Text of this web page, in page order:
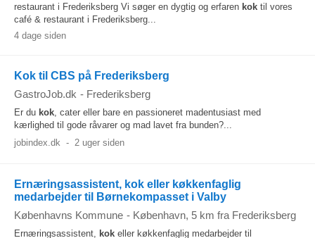
restaurant i Frederiksberg Vi søger en dygtig og erfaren kok til vores
café & restaurant i Frederiksberg...
4 dage siden
Kok til CBS på Frederiksberg
GastroJob.dk - Frederiksberg
Er du kok, cater eller bare en passioneret madentusiast med
kærlighed til gode råvarer og mad lavet fra bunden?...
jobindex.dk - 2 uger siden
Ernæringsassistent, kok eller køkkenfaglig
medarbejder til Børnekompasset i Valby
Københavns Kommune - København, 5 km fra Frederiksberg
Ernæringsassistent, kok eller køkkenfaglig medarbejder til